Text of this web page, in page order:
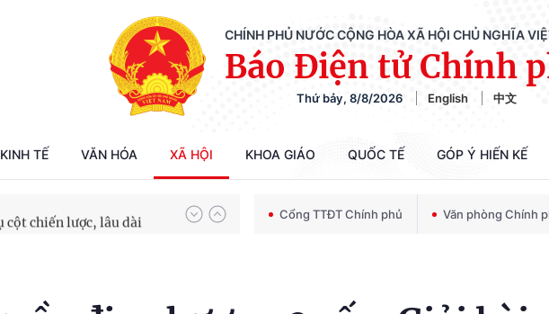
CHÍNH PHỦ NƯỚC CỘNG HÒA XÃ HỘI CHỦ NGHĨA
Báo Điện tử Chính
Thứ bảy, 8/8/2026 English 中文
KINH TẾ VĂN HÓA XÃ HỘI KHOA GIÁO QUỐC TẾ GÓP Ý HIẾN KẾ
kỷ nguyên mới
Chiến dịch 500 ngày đêm tìm kiếm, quy tập và xác định danh tính hài cốt liệt sĩ
Bảo vệ nền tảng tư tưởng của Đảng trong kỷ nguyên phát triển mới
cột chiến lược, lâu dài Cổng TTĐT Chính phủ Văn phòng Chính